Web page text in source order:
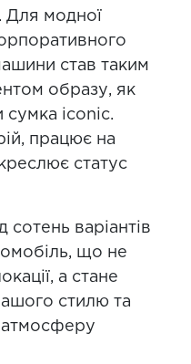
Для модної
став таким
образу, як
сумка iconic.
працює на
статус
варіантів
що не
а стане
стилю та
атмосферу